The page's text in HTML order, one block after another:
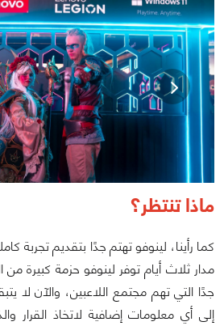
ماذا تنتظر؟
كما رأينا، لينوفو تهتم جدًا بتقديم تجربة
مدار ثلاث أيام توفر لينوفو حزمة كبيرة من
جدًا التي تهم مجتمع اللاعبين، والآن لا
إلى أي معلومات إضافية لاتخاذ القرار